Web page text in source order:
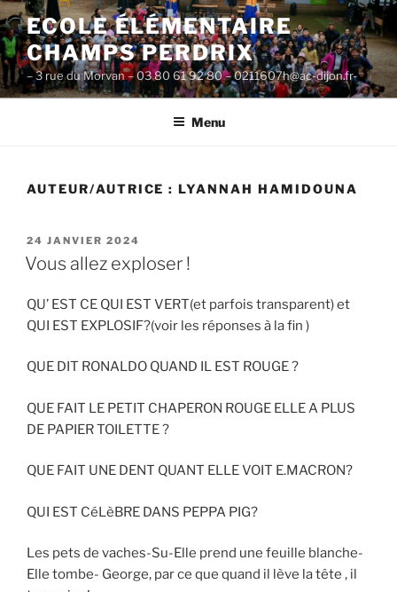
Aller
au
contenu
principal
ECOLE ÉLÉMENTAIRE
CHAMPS PERDRIX
– 3 rue du Morvan – 03 80 61 92 80 – 0211607h@ac-dijon.fr-
Menu
AUTEUR/AUTRICE :LYANNAH HAMIDOUNA
PUBLIÉ
LE
24 JANVIER 2024
Vous allez exploser !
QU’ EST CE QUI EST VERT(et parfois transparent) et
QUI EST EXPLOSIF?(voir les réponses à la fin )
QUE DIT RONALDO QUAND IL EST ROUGE ?
QUE FAIT LE PETIT CHAPERON ROUGE ELLE A PLUS
DE PAPIER TOILETTE ?
QUE FAIT UNE DENT QUANT ELLE VOIT E.MACRON?
QUI EST CéLèBRE DANS PEPPA PIG?
Les pets de vaches-Su-Elle prend une feuille blanche-
Elle tombe- George, par ce que quand il lève la tête , il